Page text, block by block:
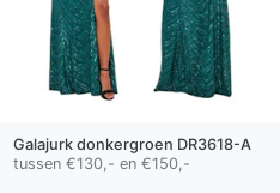
Galajurk donkergroen DR3618-A
tussen €130,- en €150,-